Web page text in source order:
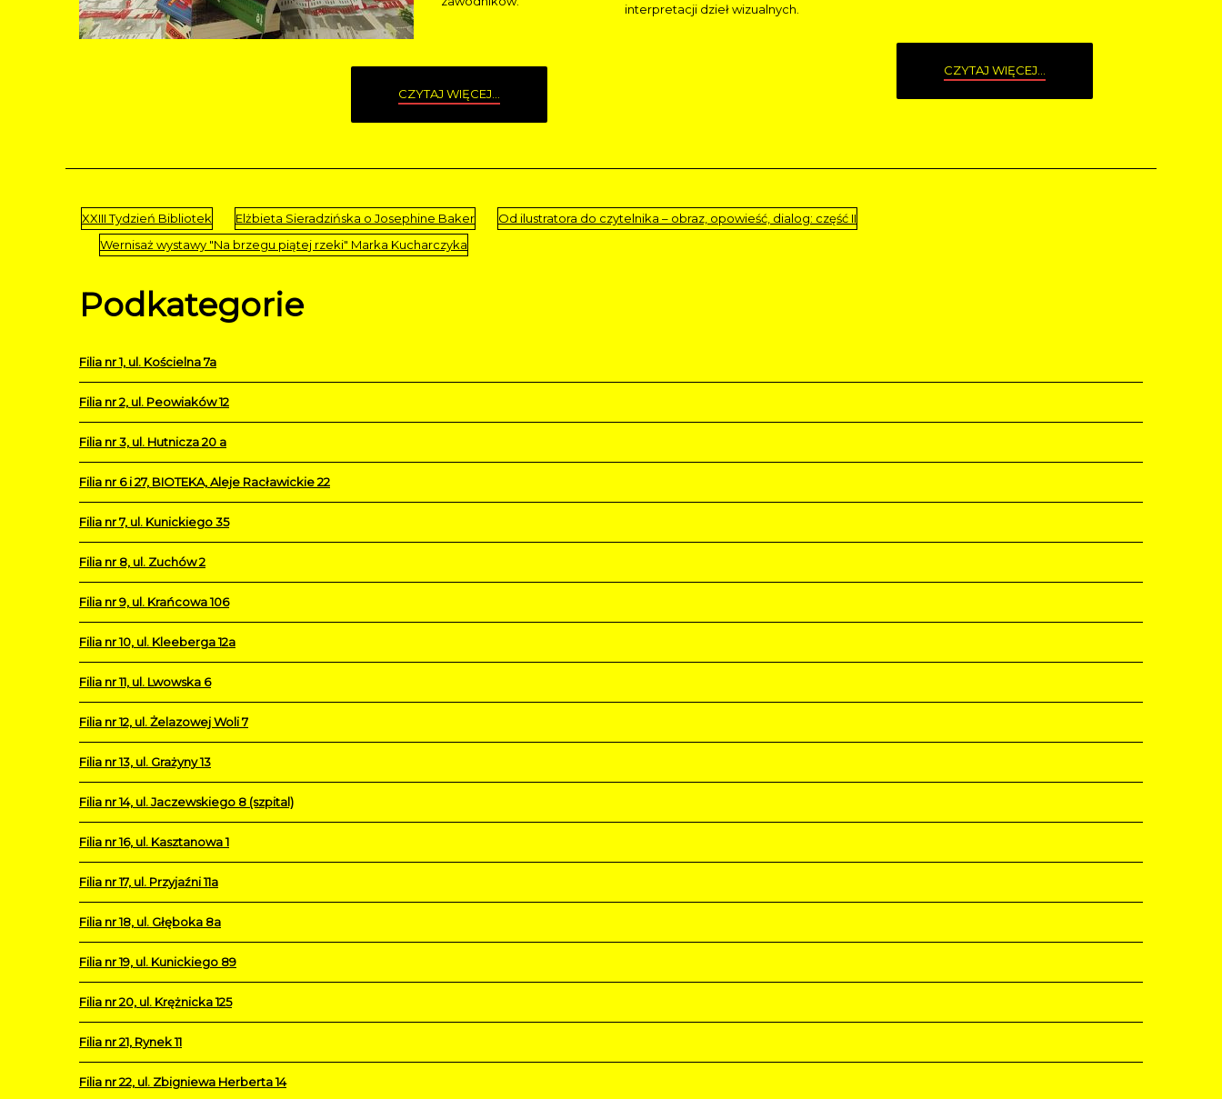
CZYTAJ WIĘCEJ...
interpretacji dzieł wizualnych.
CZYTAJ WIĘCEJ...
XXIII Tydzień Bibliotek Elżbieta Sieradzińska o Josephine Baker
Od ilustratora do czytelnika – obraz, opowieść, dialog: część II
Wernisaż wystawy "Na brzegu piątej rzeki" Marka Kucharczyka
Podkategorie
Filia nr 1, ul. Kościelna 7a
Filia nr 2, ul. Peowiaków 12
Filia nr 3, ul. Hutnicza 20 a
Filia nr 6 i 27, BIOTEKA, Aleje Racławickie 22
Filia nr 7, ul. Kunickiego 35
Filia nr 8, ul. Zuchów 2
Filia nr 9, ul. Krańcowa 106
Filia nr 10, ul. Kleeberga 12a
Filia nr 11, ul. Lwowska 6
Filia nr 12, ul. Żelazowej Woli 7
Filia nr 13, ul. Grażyny 13
Filia nr 14, ul. Jaczewskiego 8 (szpital)
Filia nr 16, ul. Kasztanowa 1
Filia nr 17, ul. Przyjaźni 11a
Filia nr 18, ul. Głęboka 8a
Filia nr 19, ul. Kunickiego 89
Filia nr 20, ul. Krężnicka 125
Filia nr 21, Rynek 11
Filia nr 22, ul. Zbigniewa Herberta 14